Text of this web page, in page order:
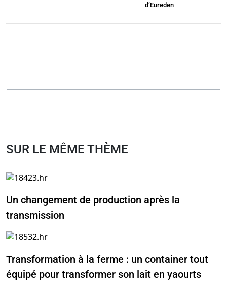
d’Eureden
SUR LE MÊME THÈME
Un changement de production après la
transmission
Transformation à la ferme : un container tout
équipé pour transformer son lait en yaourts